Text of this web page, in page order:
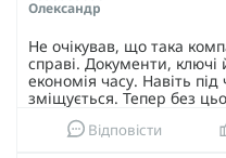
Олександр
Не очікував, що така
справі. Документи,
економія часу. Навіть під
зміщується. Тепер без
Відповісти